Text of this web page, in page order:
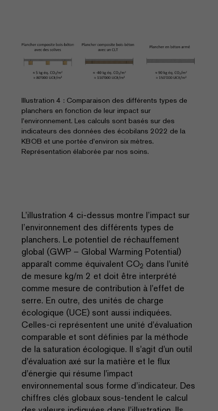
Illustration 4 : Comparaison des différents types de
planchers en fonction de leur impact sur
l'environnement. Les calculs sont basés sur des
indicateurs des données des écobilans 2022 de la
KBOB et une portée d'environ six mètres.
Représentation élaborée par nos soins.
L’illustration 4 ci-dessus montre l’impact sur
l’environnement des différents types de
planchers. Le potentiel de réchauffement
global (GWP – Global Warming Potential)
apparaît comme équivalent CO2 dans l'unité
de mesure kg/m 2 et doit être interprété
comme mesure de contribution à l'effet de
serre. En outre, des unités de charge
écologique (UCE) sont aussi indiquées.
Celles-ci représentent une unité d'évaluation
comparable et sont définies par la méthode
de la saturation écologique. Il s'agit d'un outil
d'évaluation axé sur la matière et le flux
d'énergie qui résume l'impact
environnemental sous forme d’indicateur. Des
chiffres clés globaux sous-tendent le calcul